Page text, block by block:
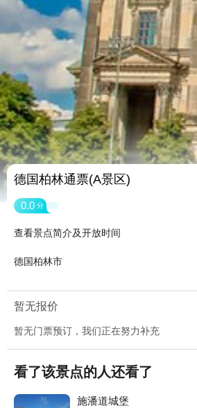
德国柏林通票(A景区)
0.0 分
查看景点简介及开放时间
德国柏林市
暂无报价
暂无门票预订，我们正在努力补充
看了该景点的人还看了
施潘道城堡